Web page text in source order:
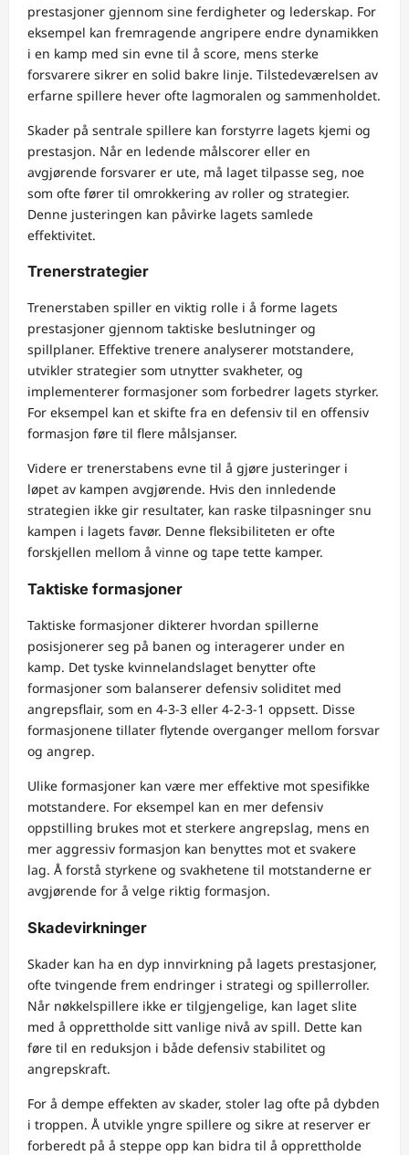
prestasjoner gjennom sine ferdigheter og lederskap. For
eksempel kan fremragende angripere endre dynamikken
i en kamp med sin evne til å score, mens sterke
forsvarere sikrer en solid bakre linje. Tilstedeværelsen av
erfarne spillere hever ofte lagmoralen og sammenholdet.
Skader på sentrale spillere kan forstyrre lagets kjemi og
prestasjon. Når en ledende målscorer eller en
avgjørende forsvarer er ute, må laget tilpasse seg, noe
som ofte fører til omrokkering av roller og strategier.
Denne justeringen kan påvirke lagets samlede
effektivitet.
Trenerstrategier
Trenerstaben spiller en viktig rolle i å forme lagets
prestasjoner gjennom taktiske beslutninger og
spillplaner. Effektive trenere analyserer motstandere,
utvikler strategier som utnytter svakheter, og
implementerer formasjoner som forbedrer lagets styrker.
For eksempel kan et skifte fra en defensiv til en offensiv
formasjon føre til flere målsjanser.
Videre er trenerstabens evne til å gjøre justeringer i
løpet av kampen avgjørende. Hvis den innledende
strategien ikke gir resultater, kan raske tilpasninger snu
kampen i lagets favør. Denne fleksibiliteten er ofte
forskjellen mellom å vinne og tape tette kamper.
Taktiske formasjoner
Taktiske formasjoner dikterer hvordan spillerne
posisjonerer seg på banen og interagerer under en
kamp. Det tyske kvinnelandslaget benytter ofte
formasjoner som balanserer defensiv soliditet med
angrepsflair, som en 4-3-3 eller 4-2-3-1 oppsett. Disse
formasjonene tillater flytende overganger mellom forsvar
og angrep.
Ulike formasjoner kan være mer effektive mot spesifikke
motstandere. For eksempel kan en mer defensiv
oppstilling brukes mot et sterkere angrepslag, mens en
mer aggressiv formasjon kan benyttes mot et svakere
lag. Å forstå styrkene og svakhetene til motstanderne er
avgjørende for å velge riktig formasjon.
Skadevirkninger
Skader kan ha en dyp innvirkning på lagets prestasjoner,
ofte tvingende frem endringer i strategi og spillerroller.
Når nøkkelspillere ikke er tilgjengelige, kan laget slite
med å opprettholde sitt vanlige nivå av spill. Dette kan
føre til en reduksjon i både defensiv stabilitet og
angrepskraft.
For å dempe effekten av skader, stoler lag ofte på dybden
i troppen. Å utvikle yngre spillere og sikre at reserver er
forberedt på å steppe opp kan bidra til å opprettholde